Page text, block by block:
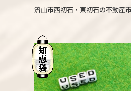
流山市西初石・東初石の不動産